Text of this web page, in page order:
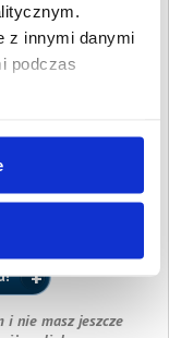
z innymi danymi
podczas
zarejestrowanych w
przynajmniej
sądową.
i nie masz jeszcze